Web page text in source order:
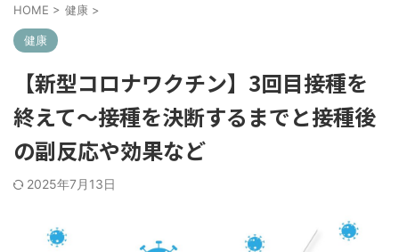
HOME > 健康 >
健康
【新型コロナワクチン】3回目接種を
終えて～接種を決断するまでと接種後
の副反応や効果など
2025年7月13日